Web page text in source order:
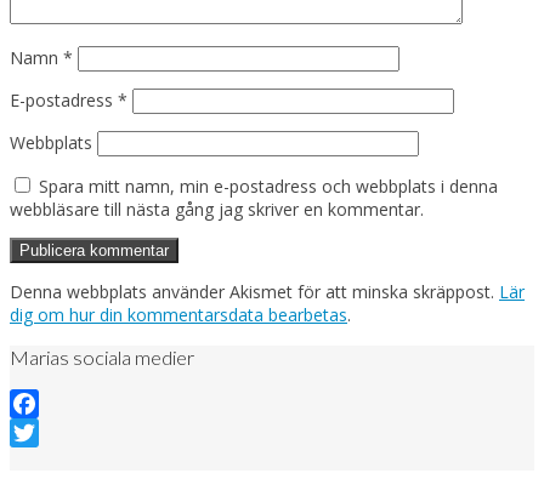
Namn *
E-postadress *
Webbplats
Spara mitt namn, min e-postadress och webbplats i denna
webbläsare till nästa gång jag skriver en kommentar.
Denna webbplats använder Akismet för att minska skräppost. Lär
dig om hur din kommentarsdata bearbetas.
Marias sociala medier
Facebook